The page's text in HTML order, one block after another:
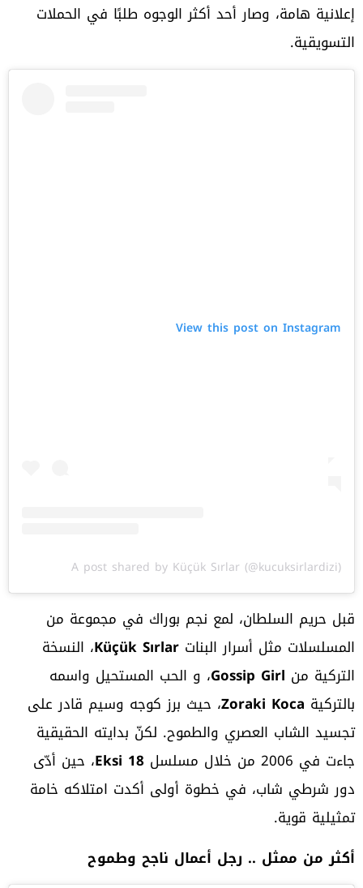
إعلانية هامة، وصار أحد أكثر الوجوه طلبًا في الحملات
التسويقية.
View this post on Instagram
A post shared by Küçük Sırlar (@kucuksirlardizi)
قبل حريم السلطان، لمع نجم بوراك في مجموعة من
المسلسلات مثل أسرار البنات Küçük Sırlar، النسخة
التركية من Gossip Girl، و الحب المستحيل واسمه
بالتركية Zoraki Koca، حيث برز كوجه وسيم قادر على
تجسيد الشاب العصري والطموح. لكنّ بدايته الحقيقية
جاءت في 2006 من خلال مسلسل
Eksi 18، حين أدّى
دور شرطي شاب، في خطوة أولى أكدت امتلاكه خامة
تمثيلية قوية.
أكثر من ممثل .. رجل أعمال ناجح وطموح